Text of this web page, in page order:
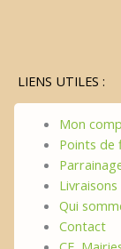
LIENS UTILES :
Mon
Points de
Livraisons
Qui
Contact